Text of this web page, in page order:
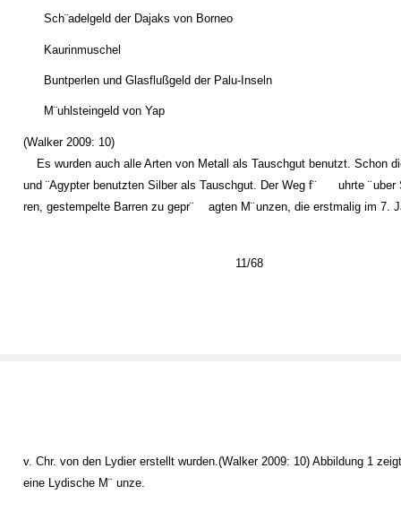
Sch¨adelgeld der Dajaks von Borneo
Kaurinmuschel
Buntperlen und Glasflußgeld der Palu-Inseln
M¨uhlsteingeld von Yap
(Walker 2009: 10)
Es wurden auch alle Arten von Metall als Tauschgut benutzt. Schon
und ¨Agypter benutzten Silber als Tauschgut. Der Weg f¨ uhrte ¨uber
ren, gestempelte Barren zu gepr¨
agten M¨unzen, die erstmalig im 7.
11/68
v. Chr. von den Lydier erstellt wurden.(Walker 2009: 10) Abbildung 1
eine Lydische M¨ unze.